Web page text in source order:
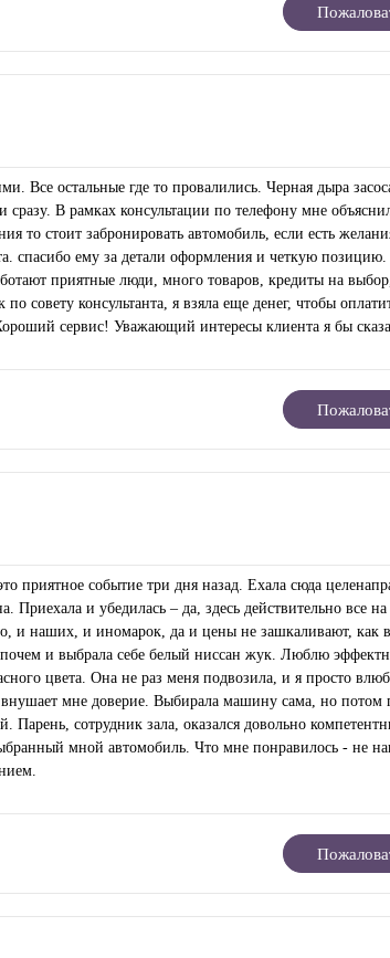
Все остальные где то провалились. Черная дыра
В рамках консультации по телефону мне
то стоит забронировать автомобиль, если есть
спасибо ему за детали оформления и четкую позицию.
приятные люди, много товаров, кредиты на
совету консультанта, я взяла еще денег, чтобы
сервис! Уважающий интересы клиента я бы
приятное событие три дня назад. Ехала сюда
Приехала и убедилась – да, здесь действительно все
и наших, и иномарок, да и цены не зашкаливают, как в
почем и выбрала себе белый ниссан жук. Люблю
цвета. Она не раз меня подвозила, и я просто
мне доверие. Выбирала машину сама, но потом
Парень, сотрудник зала, оказался довольно
мной автомобиль. Что мне понравилось - не